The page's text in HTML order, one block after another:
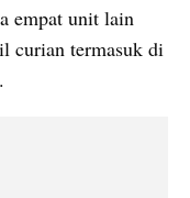
empat unit lain
curian termasuk di